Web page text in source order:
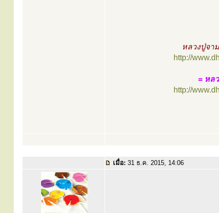
หลวงปู่จา
http://
= หล
http://
เมื่อ: 31 ธ.ค. 2015, 14:06